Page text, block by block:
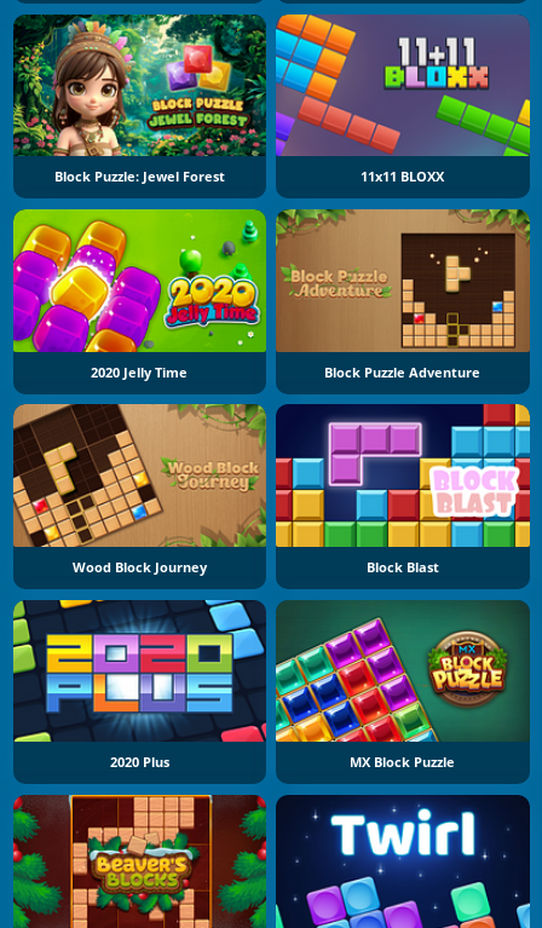
Block Puzzle: Jewel Forest 11x11 BLOXX
2020 Jelly Time Block Puzzle Adventure
Wood Block Journey Block Blast
2020 Plus MX Block Puzzle